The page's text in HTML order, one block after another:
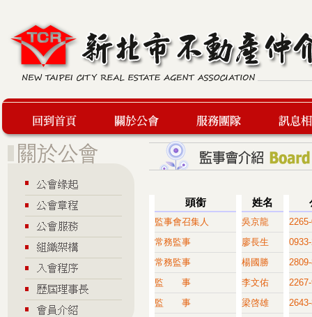
服務團隊 最新訊息
頭銜 姓名
監事會召集人 吳京龍
常務監事
廖長生
常務監事
楊國勝
監 事
李文佑
監 事
梁啓雄